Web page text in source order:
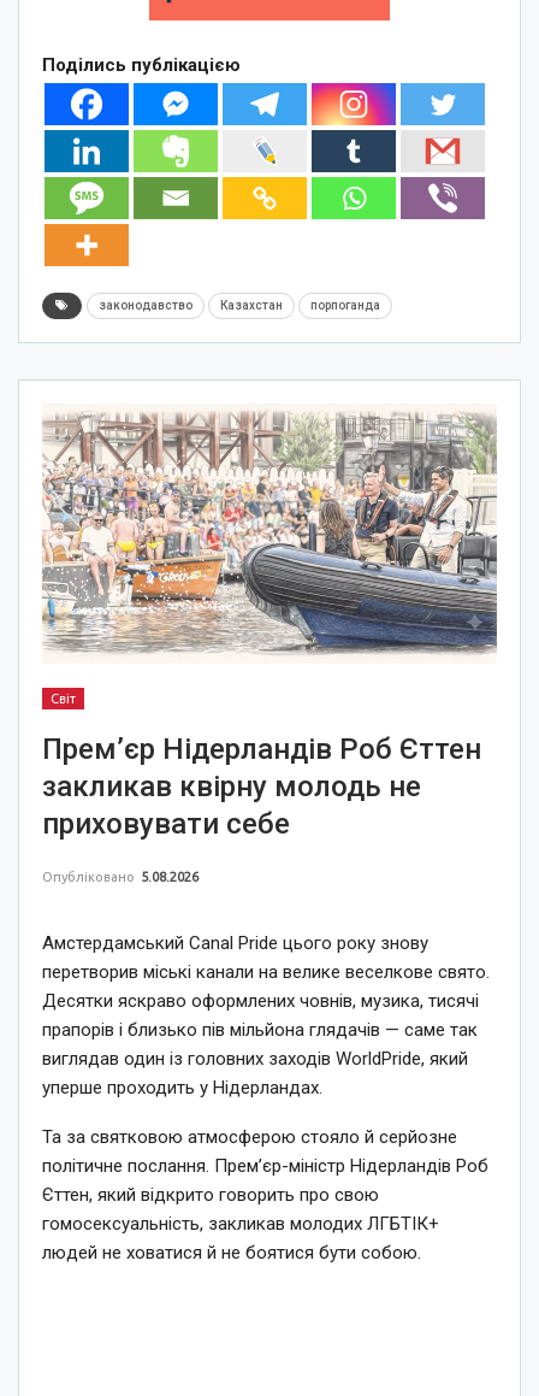
Поділись публікацією
законодавство Казахстан порпоганда
Світ
Прем’єр Нідерландів Роб Єттен
закликав квірну молодь не
приховувати себе
Опубліковано 5.08.2026
Амстердамський Canal Pride цього року знову
перетворив міські канали на велике веселкове свято.
Десятки яскраво оформлених човнів, музика, тисячі
прапорів і близько пів мільйона глядачів — саме так
виглядав один із головних заходів WorldPride, який
уперше проходить у Нідерландах.
Та за святковою атмосферою стояло й серйозне
політичне послання. Прем’єр-міністр Нідерландів Роб
Єттен, який відкрито говорить про свою
гомосексуальність, закликав молодих ЛГБТІК+
людей не ховатися й не боятися бути собою.